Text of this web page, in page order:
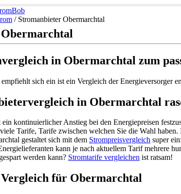
/ Stromanbieter Obermarchtal
in Obermarchtal zum
sich ein ist ein Vergleich der Energieversorger
in Obermarchtal
ein kontinuierlicher Anstieg bei den Energiepreisen
Tarife, Tarife zwischen welchen Sie die Wahl
gestaltet sich mit dem Strompreisvergleich super
kann je nach aktuellem Tarif mehrere
werden kann? Stromtarife vergleichen ist ratsam!
für Obermarchtal